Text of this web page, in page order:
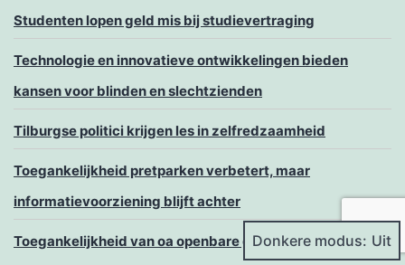
Studenten lopen geld mis bij studievertraging
Technologie en innovatieve ontwikkelingen bieden
kansen voor blinden en slechtzienden
Tilburgse politici krijgen les in zelfredzaamheid
Toegankelijkheid pretparken verbetert, maar
informatievoorziening blijft achter
Toegankelijkheid van oa openbare gebouwen en
Donkere modus: